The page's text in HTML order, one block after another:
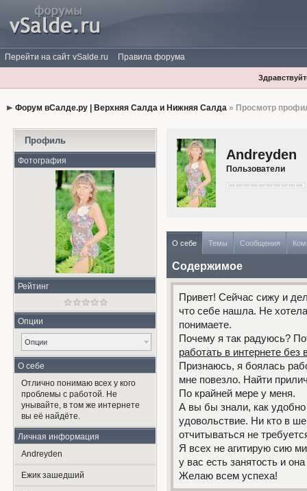
Перейти на сайт vSalde.ru Правила форума
Форум вСалде.ру | Верхняя Салда и Нижняя Салда» Просмотр
Профиль
Фотография
Рейтинг
Опции
Опции
О себе
Отлично понимаю всех у кого
проблемы с работой. Не
унывайте, в том же интернете
вы её найдёте.
Личная информация
Andreyden
Ежик зашедший
Andreyden
Пользователи
О себе Темы Сообщения
Содержимое
Привет! Сейчас сижу и
что себе нашла. Не
понимаете.
Почему я так радуюсь?
работать в интернете без
Признаюсь, я боялась
мне повезло. Найти
По крайней мере у меня.
А вы бы знали, как
удовольствие. Ни кто в
отчитываться не
Я всех не агитирую сию
у вас есть занятость и
Желаю всем успеха!